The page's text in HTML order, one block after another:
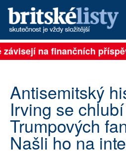
PŘIHLÁSIT
ARCHIV
ROZHOVORY
TÉMATA
na finančních
Antisemitský
Irving se
Trumpových
Našli ho na